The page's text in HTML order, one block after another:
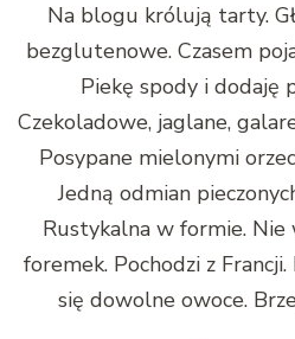
Na blogu królują tarty.
bezglutenowe. Czasem
Piekę spody i dodaję
Czekoladowe, jaglane,
Posypane mielonymi
Jedną odmian
Rustykalna w formie. Nie
foremek. Pochodzi z
się dowolne owoce.